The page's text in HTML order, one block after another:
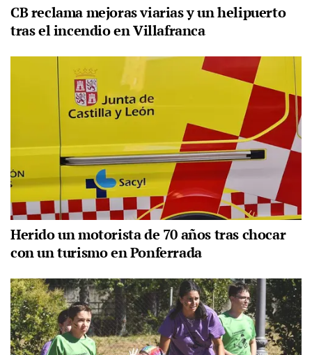
CB reclama mejoras viarias y un helipuerto
tras el incendio en Villafranca
Herido un motorista de 70 años tras chocar
con un turismo en Ponferrada